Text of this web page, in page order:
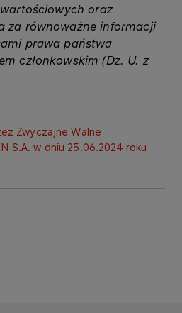
oraz
za równoważne informacji
prawa państwa
członkowskim (Dz. U. z
Zwyczajne Walne
S.A. w dniu 25.06.2024 roku